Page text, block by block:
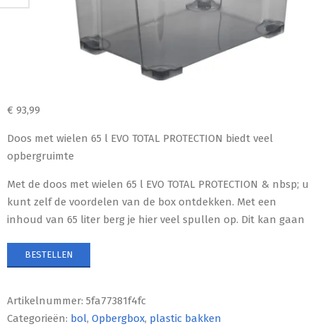
€ 93,99
Doos met wielen 65 l EVO TOTAL PROTECTION biedt veel
opbergruimte
Met de doos met wielen 65 l EVO TOTAL PROTECTION & nbsp; u
kunt zelf de voordelen van de box ontdekken. Met een
inhoud van 65 liter berg je hier veel spullen op. Dit kan gaan
BESTELLEN
Artikelnummer: 5fa77381f4fc
Categorieën: bol, Opbergbox, plastic bakken